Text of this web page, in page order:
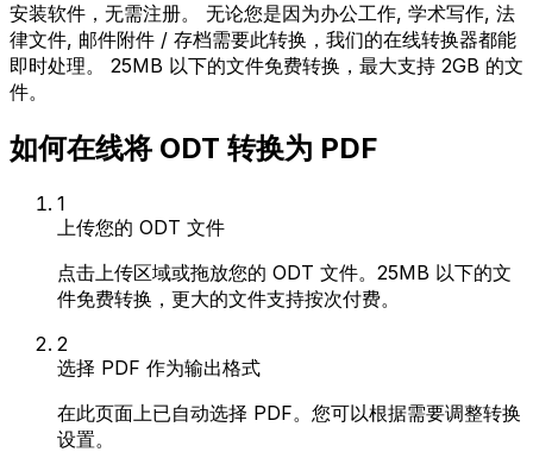
安装软件，无需注册。 无论您是因为办公工作, 学术写作, 法
律文件, 邮件附件 / 存档需要此转换，我们的在线转换器都能
即时处理。 25MB 以下的文件免费转换，最大支持 2GB 的文
件。
如何在线将 ODT 转换为 PDF
1
上传您的 ODT 文件
点击上传区域或拖放您的 ODT 文件。25MB 以下的文
件免费转换，更大的文件支持按次付费。
2
选择 PDF 作为输出格式
在此页面上已自动选择 PDF。您可以根据需要调整转换
设置。